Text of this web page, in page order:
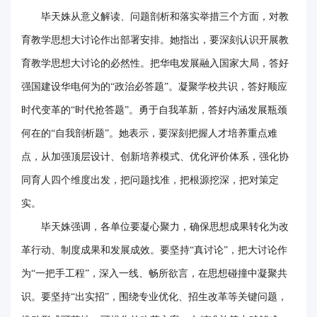
毕天姝从意义解读、问题剖析和落实举措三个方面，对教
育教学思想大讨论作出部署安排。她指出，要深刻认识开展教
育教学思想大讨论的必然性。把华电发展融入国家大局，答好
强国建设华电何为的“政治必答题”。凝聚学校共识，答好顺应
时代变革的“时代抢答题”。勇于自我革新，答好内涵发展瓶颈
何在的“自我剖析题”。她表示，要深刻把握人才培养重点难
点，从加强顶层设计、创新培养模式、优化评价体系，强化协
同育人四个维度出发，把问题找准，把根源挖深，把对策定
实。
毕天姝强调，各单位要凝心聚力，确保思想成果转化为改
革行动、制度成果和发展成效。要坚持“真讨论”，把大讨论作
为“一把手工程”，深入一线、畅所欲言，在思想碰撞中凝聚共
识。要坚持“出实招”，围绕专业优化、招生改革等关键问题，